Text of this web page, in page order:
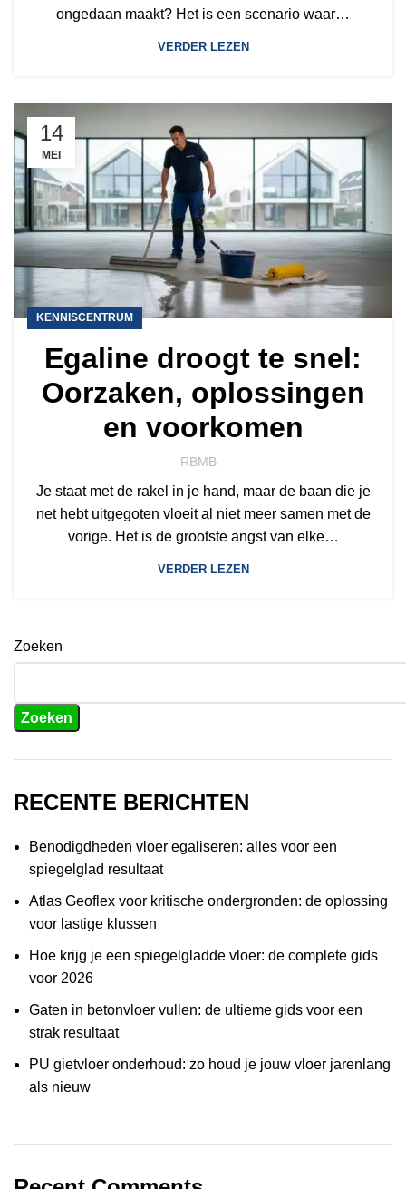
ongedaan maakt? Het is een scenario waar…
VERDER LEZEN
14
MEI
KENNISCENTRUM
Egaline droogt te snel:
Oorzaken, oplossingen
en voorkomen
RBMB
Je staat met de rakel in je hand, maar de baan die je
net hebt uitgegoten vloeit al niet meer samen met de
vorige. Het is de grootste angst van elke…
VERDER LEZEN
Zoeken
Zoeken
RECENTE BERICHTEN
Benodigdheden vloer egaliseren: alles voor een
spiegelglad resultaat
Atlas Geoflex voor kritische ondergronden: de oplossing
voor lastige klussen
Hoe krijg je een spiegelgladde vloer: de complete gids
voor 2026
Gaten in betonvloer vullen: de ultieme gids voor een
strak resultaat
PU gietvloer onderhoud: zo houd je jouw vloer jarenlang
als nieuw